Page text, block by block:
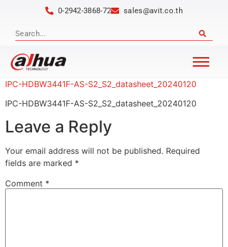
0-2942-3868-72 sales@avit.co.th
IPC-HDBW3441F-AS-S2_S2_datasheet_20240120
IPC-HDBW3441F-AS-S2_S2_datasheet_20240120
Leave a Reply
Your email address will not be published. Required
fields are marked *
Comment *